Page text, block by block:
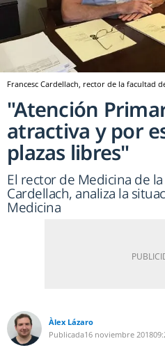
Francesc Cardellach, rector de la facultad
"Atención
atractiva y por
plazas libres"
El rector de Medicina de la
Cardellach, analiza la
Medicina
Àlex Lázaro
Publicada16 noviembre 2018